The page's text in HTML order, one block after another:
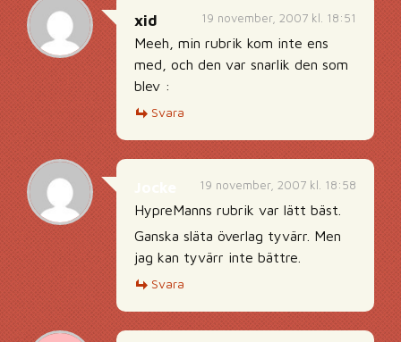
19 november, 2007 kl. 18:51
xid
Meeh, min rubrik kom inte ens
med, och den var snarlik den som
blev :
Svara
19 november, 2007 kl. 18:58
HypreManns rubrik var lätt bäst.
Ganska släta överlag tyvärr. Men
jag kan tyvärr inte bättre.
Svara